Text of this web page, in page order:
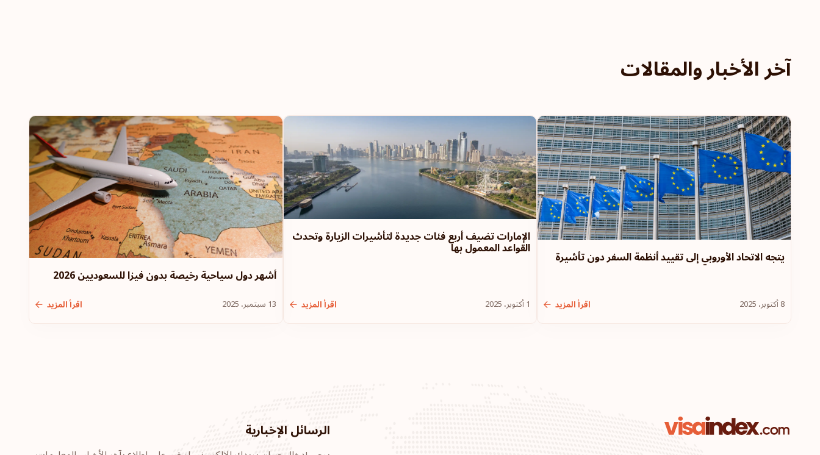
الترتيب: 8 وجهة سفر:185
الإمارات العربية المتحدة
سلوفينيا
سلوفاكيا
بولندا
التشيك
آخر الأخبار والمقالات
يتجه الاتحاد الأوروبي إلى تقييد أنظمة السفر دون تأشيرة
8 أكتوبر، 2025 اقرأ المزيد
الإمارات تضيف أربع فئات جديدة لتأشيرات الزيارة وتحدث
القواعد المعمول بها
1 أكتوبر، 2025 اقرأ المزيد
أشهر دول سياحية رخيصة بدون فيزا للسعوديين 2026
13 سبتمبر، 2025 اقرأ المزيد
الرسائل الإخبارية